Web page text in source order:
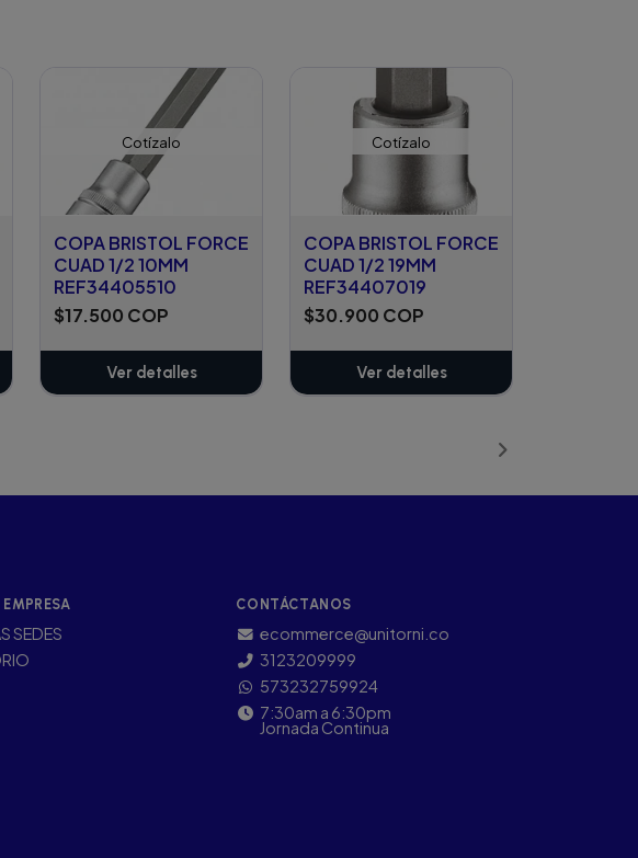
Cotízalo
COPA BRISTOL FORCE
CUAD 1/2 10MM
REF34405510
$17.500 COP
Ver detalles
Cotízalo
COPA BRISTOL FORCE
CUAD 1/2 19MM
REF34407019
$30.900 COP
Ver detalles
SEDES
CONTÁCTANOS
ecommerce@unitorni.co
3123209999
573232759924
7:30am a 6:30pm
Jornada Continua